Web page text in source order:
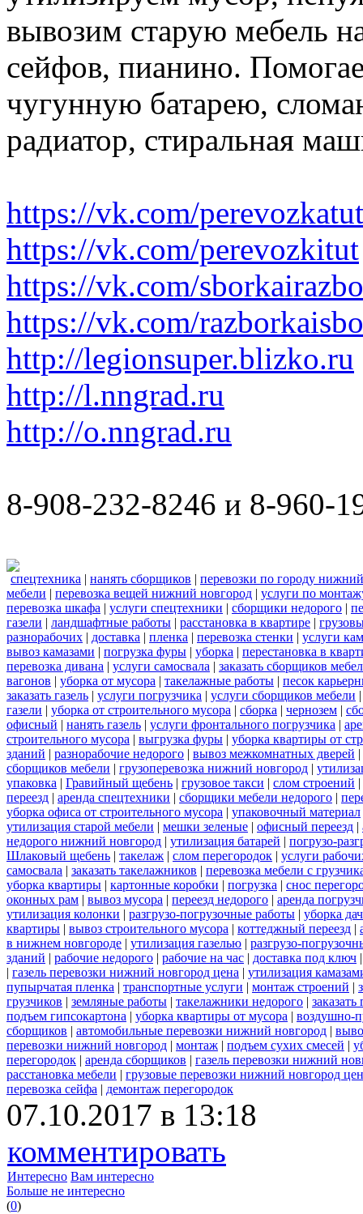
вывозим старую мебель
сейфов, пианино.
чугунную батарею,
радиатор, стиральная
https://vk.com/perevozkatut
https://vk.com/perevozkitut
https://vk.com/
https://vk.com/
http://legionsuper.blizko.ru
http://l.nngrad.ru
http://o.nngrad.ru
8-908-232-8246 и 8-960-
спецтехника | нанять сборщиков | перевозки по городу
мебели | перевозка вещей нижний новгород | услуги по
перевозка шкафа | услуги спецтехники | сборщики недорого |
газели | ландшафтные работы | расстановка в квартире |
разнорабочих | доставка | пленка | перевозка стенки | услуги
вывоз камазами | погрузка фуры | уборка | перестановка в
перевозка дивана | услуги самосвала | заказать сборщиков
вагонов | уборка от мусора | такелажные работы | песок
заказать газель | услуги погрузчика | услуги сборщиков мебели
газели | уборка от строительного мусора | сборка | чернозем |
офисный | нанять газель | услуги фронтального погрузчика |
строительного мусора | выгрузка фуры | уборка квартиры от
зданий | разнорабочие недорого | вывоз межкомнатных дверей |
сборщиков мебели | грузоперевозка нижний новгород |
упаковка | Гравийный щебень | грузовое такси | слом строений |
переезд | аренда спецтехники | сборщики мебели недорого |
уборка офиса от строительного мусора | упаковочный материал
утилизация старой мебели | мешки зеленые | офисный переезд |
недорого нижний новгород | утилизация батарей | погрузо-
Шлаковый щебень | такелаж | слом перегородок | услуги
самосвала | заказать такелажников | перевозка мебели с
уборка квартиры | картонные коробки | погрузка | снос
оконных рам | вывоз мусора | переезд недорого | аренда
утилизация колонки | разгрузо-погрузочные работы | уборка
квартиры | вывоз строительного мусора | коттеджный переезд |
в нижнем новгороде | утилизация газелью | разгрузо-
зданий | рабочие недорого | рабочие на час | доставка под ключ
| газель перевозки нижний новгород цена | утилизация
пупырчатая пленка | транспортные услуги | монтаж строений |
грузчиков | земляные работы | такелажники недорого |
подъем гипсокартона | уборка квартиры от мусора | воздушно-
сборщиков | автомобильные перевозки нижний новгород |
перевозки нижний новгород | монтаж | подъем сухих смесей |
перегородок | аренда сборщиков | газель перевозки нижний
расстановка мебели | грузовые перевозки нижний новгород
перевозка сейфа | демонтаж перегородок
07.10.2017 в 13:18
комментировать
Интересно Вам интересно
Больше не интересно
(0)